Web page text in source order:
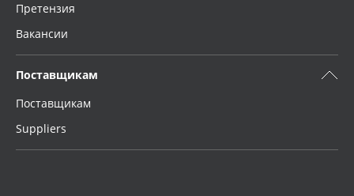
Претензия
Вакансии
Поставщикам
Поставщикам
Suppliers